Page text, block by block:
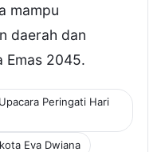
mampu
daerah dan
Emas 2045.
Peringati Hari
Eva Dwiana